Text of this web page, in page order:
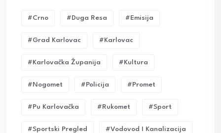
#crno #duga Resa #emisija
#grad Karlovac #karlovac
#karlovačka Županija #kultura
#nogomet #policija #promet
#pu Karlovačka #rukomet #sport
#sportski Pregled #vodovod I Kanalizacija